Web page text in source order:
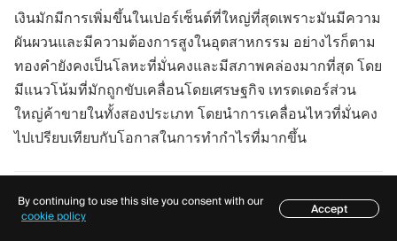
เงินมักมีการเพิ่มขึ้นในเปอร์เซ็นต์ที่ใหญ่ที่สุดเพราะมันมีความ
ผันผวนและมีความต้องการสูงในอุตสาหกรรม อย่างไรก็ตาม
ทองคำยังคงเป็นโลหะที่มั่นคงและมีสภาพคล่องมากที่สุด โดย
มีแนวโน้มที่มักถูกขับเคลื่อนโดยเศรษฐกิจ เทรดเดอร์ส่วน
ใหญ่ค้าขายในทั้งสองประเภท โดยนำการเคลื่อนไหวที่มั่นคง
ไปเปรียบเทียบกับโอกาสในการทำกำไรที่มากขึ้น
เท่าไหร่ที่ฉันควรกำหนดให้กับโลหะมีค่า?
สารบัญ
By continuing to use this site you consent with our
cookie policy
Accept